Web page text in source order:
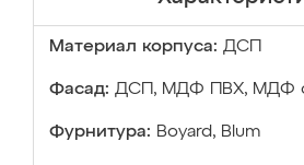
Материал корпуса: ДСП
Фасад: ДСП, МДФ ПВХ, МДФ с
Фурнитура: Boyard, Blum